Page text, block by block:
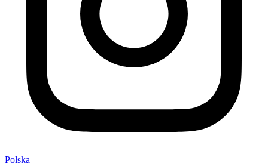
Polska